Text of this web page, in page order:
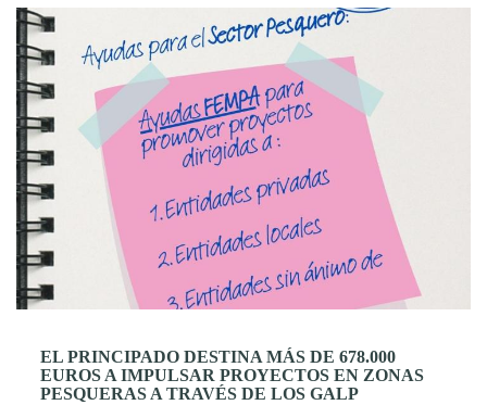
EL PRINCIPADO DESTINA MÁS DE 678.000
EUROS A IMPULSAR PROYECTOS EN ZONAS
PESQUERAS A TRAVÉS DE LOS GALP